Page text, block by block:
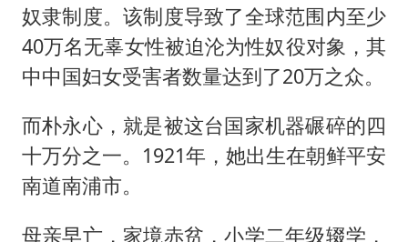
奴隶制度。该制度导致了全球范围内至少
40万名无辜女性被迫沦为性奴役对象，其
中中国妇女受害者数量达到了20万之众。
而朴永心，就是被这台国家机器碾碎的四
十万分之一。1921年，她出生在朝鲜平安
南道南浦市。
母亲早亡，家境赤贫，小学二年级辍学，